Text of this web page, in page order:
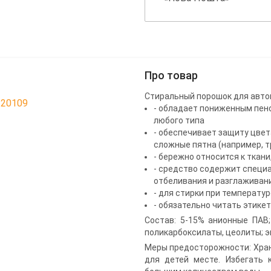
Про товар
Стиральный порошок для
- обладает пониженным
любого типа
- обеспечивает защиту
сложные пятна (например,
- бережно относится к
- средство содержит
отбеливания и
- для стирки при
- обязательно читать
Состав: 5-15% анионные
поликарбоксилаты, цеолиты;
Меры предосторожности:
для детей месте. Избегать